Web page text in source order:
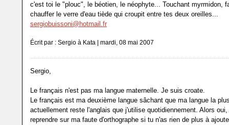
c'est toi le "plouc", le béotien, le néophyte... Touchant myrmidon,
chauffer le verre d'eau tiède qui croupit entre tes deux oreilles...
sergiobuissoni@hotmail.fr
Écrit par : Sergio à Kata | mardi, 08 mai 2007
Sergio,
Le français n'est pas ma langue maternelle. Je suis croate.
Le français est ma deuxième langue sâchant que ma langue la
actuellement reste l'anglais que j'utilise quotidiennement. Alors
reprendre sur ma faute d'orthographe si tu n'as rien de plus à